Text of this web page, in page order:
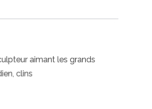
aimant les grands
clins